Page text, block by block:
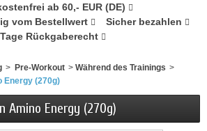
ab 60,- EUR (DE)
vom Bestellwert
Sicher bezahlen
Rückgaberecht
> Pre-Workout > Während des Trainings >
Energy (270g)
Amino Energy (270g)